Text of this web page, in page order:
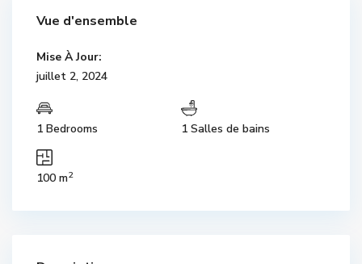
Vue d'ensemble
Mise À Jour:
juillet 2, 2024
1 Bedrooms 1 Salles de bains
100 m2